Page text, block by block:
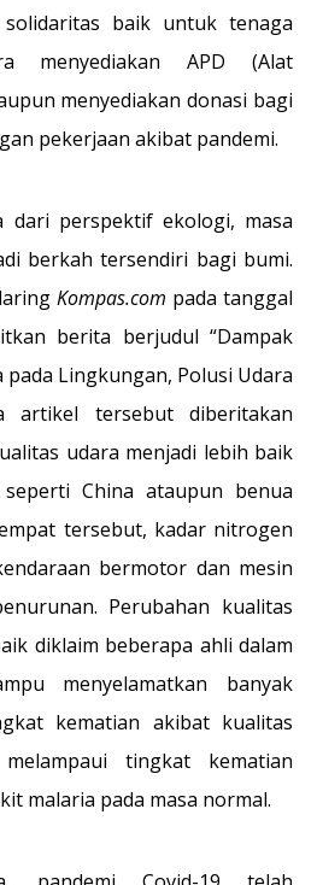
baik untuk tenaga
menyediakan APD (Alat
menyediakan donasi bagi
pekerjaan akibat pandemi.
dari perspektif ekologi, masa
berkah tersendiri bagi bumi.
Kompas.com pada tanggal
berita berjudul “Dampak
pada Lingkungan, Polusi Udara
artikel tersebut diberitakan
udara menjadi lebih baik
China ataupun benua
tersebut, kadar nitrogen
bermotor dan mesin
Perubahan kualitas
diklaim beberapa ahli dalam
menyelamatkan banyak
kematian akibat kualitas
tingkat kematian
malaria pada masa normal.